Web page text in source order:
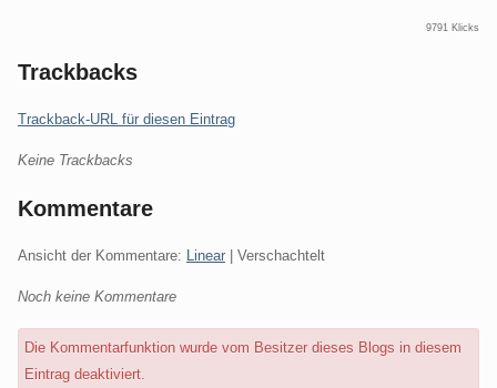
9791 Klicks
Trackbacks
Trackback-URL für diesen Eintrag
Keine Trackbacks
Kommentare
Ansicht der Kommentare: Linear | Verschachtelt
Noch keine Kommentare
Die Kommentarfunktion wurde vom Besitzer dieses Blogs in diesem
Eintrag deaktiviert.